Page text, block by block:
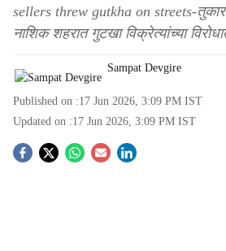
sellers threw gutkha on streets-
नाशिक शहरात गुटखा विक्रेत्यांच्या
Sampat Devgire
Published on :17 Jun 2026, 3:09 PM IST
Updated on :17 Jun 2026, 3:09 PM IST
S